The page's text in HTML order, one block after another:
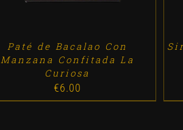
Paté de Bacalao Con
Manzana Confitada La
Curiosa
€6.00